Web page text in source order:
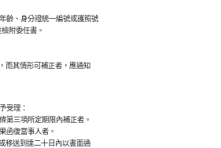
齡、身分證統一編號或護照號
檢附委任書。
而其情形可補正者，應通知
受理：
第三項所定期限內補正者。
函復當事人者。
移送到達二十日內以書面通